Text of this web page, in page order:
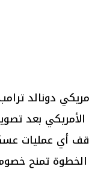
دونالد
بعد
أي عمليات
تمنح